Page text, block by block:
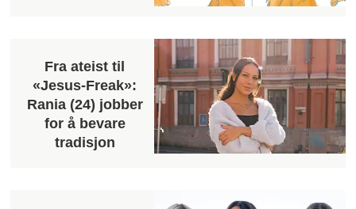
Fra ateist til
«Jesus-Freak»:
Rania (24) jobber
for å bevare
tradisjon